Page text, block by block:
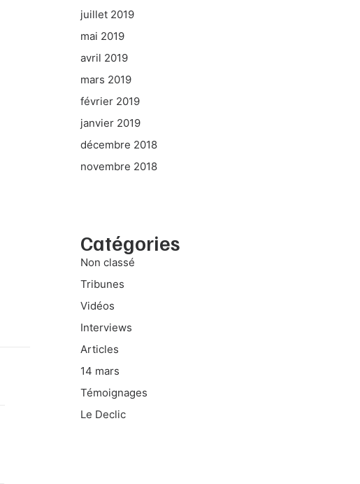
juillet 2019
mai 2019
avril 2019
mars 2019
février 2019
janvier 2019
décembre 2018
novembre 2018
Catégories
Non classé
Tribunes
Vidéos
Interviews
Articles
14 mars
Témoignages
Le Declic